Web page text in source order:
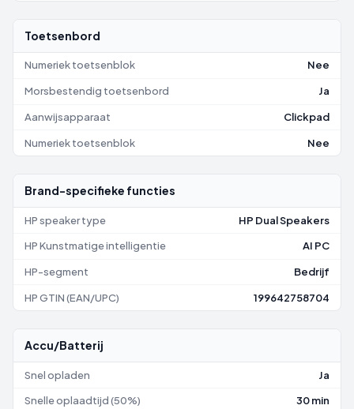
Toetsenbord
Numeriek toetsenblok Nee
Morsbestendig toetsenbord Ja
Aanwijsapparaat Clickpad
Numeriek toetsenblok Nee
Brand-specifieke functies
HP speaker type HP Dual Speakers
HP Kunstmatige intelligentie AI PC
HP-segment Bedrijf
HP GTIN (EAN/UPC) 199642758704
Accu/Batterij
Snel opladen Ja
Snelle oplaadtijd (50%) 30 min